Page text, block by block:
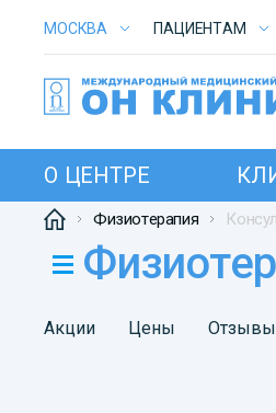
МОСКВА ПАЦИЕНТАМ
О ЦЕНТРЕ
Физиотерапия
Акции Цены Отзывы